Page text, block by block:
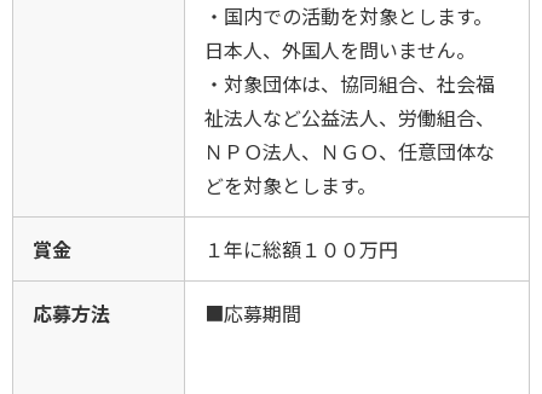
・国内での活動を対象とします。
日本人、外国人を問いません。
・対象団体は、協同組合、社会福
祉法人など公益法人、労働組合、
ＮＰＯ法人、ＮＧＯ、任意団体な
どを対象とします。
賞金 １年に総額１００万円
応募方法 ■応募期間